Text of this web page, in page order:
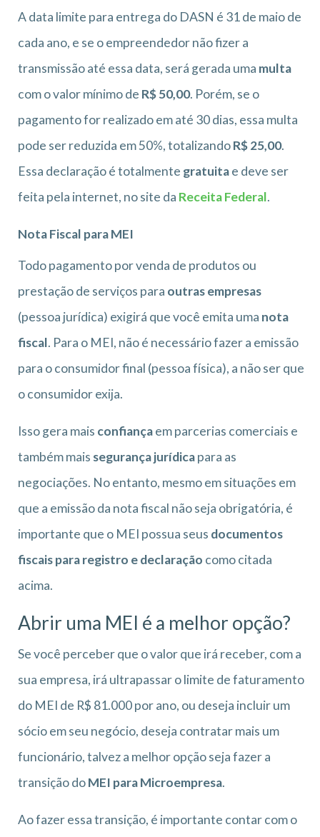
A data limite para entrega do DASN é 31 de maio de
cada ano, e se o empreendedor não fizer a
transmissão até essa data, será gerada uma multa
com o valor mínimo de R$ 50,00. Porém, se o
pagamento for realizado em até 30 dias, essa multa
pode ser reduzida em 50%, totalizandoR$ 25,00.
Essa declaração é totalmente gratuitae deve ser
feita pela internet, no site da Receita Federal.
Nota Fiscal para MEI
Todo pagamento por venda de produtos ou
prestação de serviços para outras empresas
(pessoa jurídica) exigirá que você emita uma nota
fiscal. Para o MEI, não é necessário fazer a emissão
para o consumidor final (pessoa física), a não ser que
o consumidor exija.
Isso gera mais confiançaem parcerias comerciais e
também mais segurança jurídicapara as
negociações. No entanto, mesmo em situações em
que a emissão da nota fiscal não seja obrigatória, é
importante que o MEI possua seus documentos
fiscais para registro e declaração como citada
acima.
Abrir uma MEI é a melhor opção?
Se você perceber que o valor que irá receber, com a
sua empresa, irá ultrapassar o limite de faturamento
do MEI de R$ 81.000 por ano, ou deseja incluir um
sócio em seu negócio, deseja contratar mais um
funcionário, talvez a melhor opção seja fazer a
transição doMEI para Microempresa.
Ao fazer essa transição, é importante contar com o